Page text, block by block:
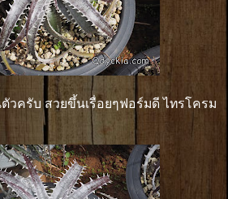
ครับ สวยขึ้นเรื่อยๆฟอร์มดี ไทรโครม